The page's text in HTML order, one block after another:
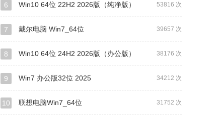
53816 次
6 Win10 64位 22H2 2026版（纯净版）
39657 次
7 戴尔电脑 Win7_64位
38176 次
8 Win10 64位 24H2 2026版（办公版）
34212 次
9 Win7 办公版32位 2025
31752 次
10 联想电脑Win7_64位